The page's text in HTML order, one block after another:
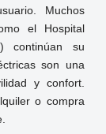
Muchos
el Hospital
continúan su
son una
y confort.
o compra